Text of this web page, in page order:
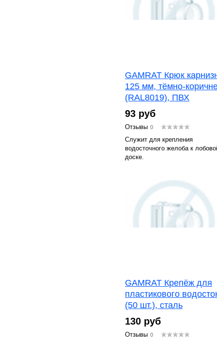
GAMRAT Крюк
125 мм, тёмно-
(RAL8019), ПВХ
93 руб
Отзывы 0
Служит для крепления
водосточного желоба к
доске.
GAMRAT Крепёж для
пластикового
(50 шт.), сталь
130 руб
Отзывы 0